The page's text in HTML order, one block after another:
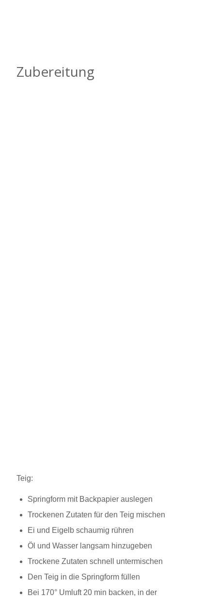
Zubereitung
Teig:
Springform mit Backpapier auslegen
Trockenen Zutaten für den Teig mischen
Ei und Eigelb schaumig rühren
Öl und Wasser langsam hinzugeben
Trockene Zutaten schnell untermischen
Den Teig in die Springform füllen
Bei 170° Umluft 20 min backen, in der